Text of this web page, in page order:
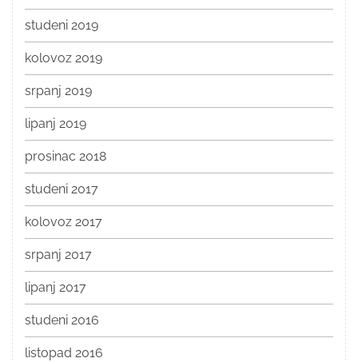
studeni 2019
kolovoz 2019
srpanj 2019
lipanj 2019
prosinac 2018
studeni 2017
kolovoz 2017
srpanj 2017
lipanj 2017
studeni 2016
listopad 2016